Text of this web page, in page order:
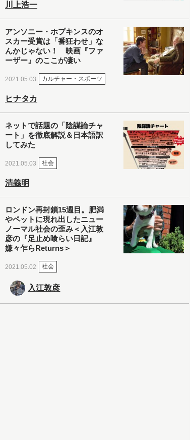
川上浩一
アンソニー・ホプキンスのオ
スカー受賞は「番狂わせ」な
んかじゃない！ 映画『ファ
ーザー』のここが凄い
2021.05.03 カルチャー・スポーツ
ヒナタカ
ネットで話題の「陰謀論チャ
ート」を徹底解説＆日本語訳
してみた
2021.05.03 社会
清義明
ロンドン再封鎖15週目。肥満
やペットに現れ出したニュー
ノーマル社会の歪み＜入江敦
彦の『足止め喰らい日記』
嫌々乍らReturns＞
2021.05.02 社会
入江敦彦